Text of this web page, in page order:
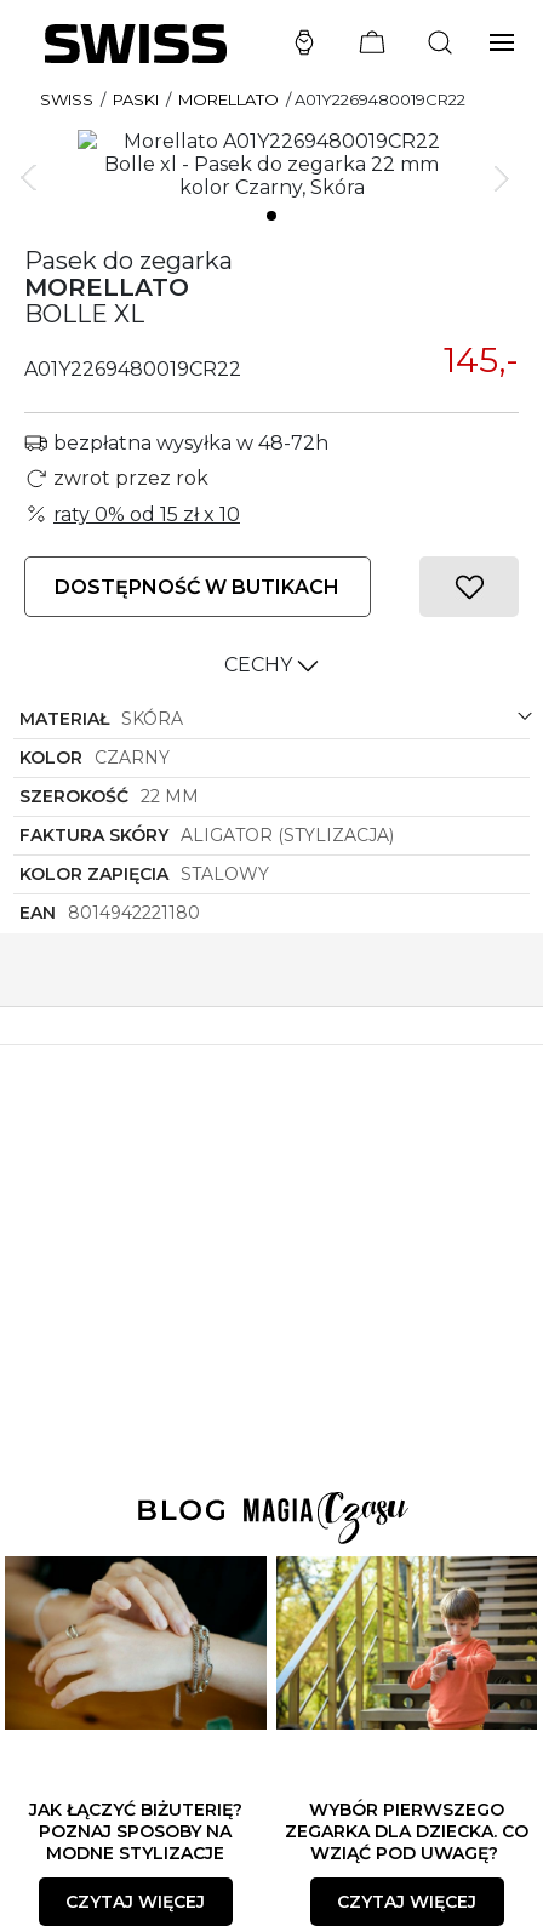
SWISS / PASKI / MORELLATO /A01Y2269480019CR22
Pasek do zegarka
MORELLATO
BOLLE XL
A01Y2269480019CR22 145,-
bezpłatna wysyłka w 48-72h
zwrot przez rok
raty 0% od 15 złx 10
DOSTĘPNOŚĆ W BUTIKACH
CECHY
MATERIAŁ SKÓRA
KOLOR
CZARNY
SZEROKOŚĆ 22 MM
FAKTURA SKÓRY ALIGATOR (STYLIZACJA)
KOLOR ZAPIĘCIA STALOWY
EAN
8014942221180
JAK ŁĄCZYĆ BIŻUTERIĘ?
POZNAJ SPOSOBY NA
MODNE STYLIZACJE
CZYTAJ WIĘCEJ
WYBÓR PIERWSZEGO
ZEGARKA DLA DZIECKA. CO
WZIĄĆ POD UWAGĘ?
CZYTAJ WIĘCEJ